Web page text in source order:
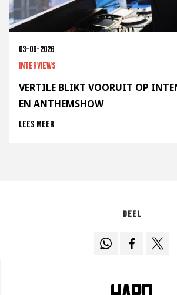
03-06-2026
Interviews
VERTILE BLIKT VOORUIT OP
EN ANTHEMSHOW
Lees meer
Deel